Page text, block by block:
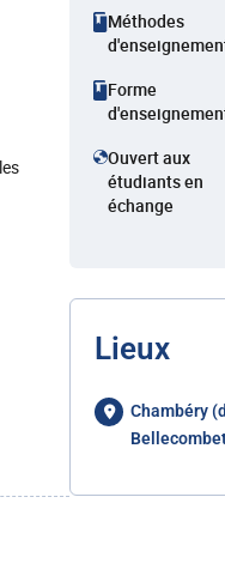
Méthodes
Forme
Ouvert aux
étudiants en
échange
Lieux
Chambéry